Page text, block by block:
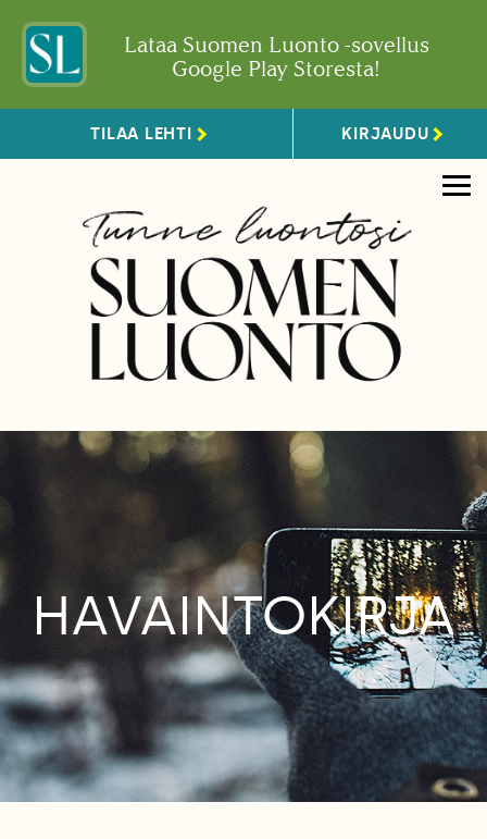
Lataa Suomen Luonto -sovellus
Google Play Storesta!
TILAA LEHTI KIRJAUDU
HAVAINTOKIRJA